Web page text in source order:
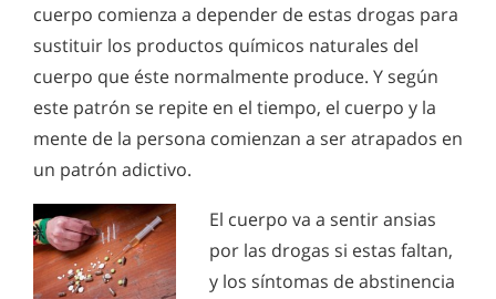
cuerpo comienza a depender de estas drogas para
sustituir los productos químicos naturales del
cuerpo que éste normalmente produce. Y según
este patrón se repite en el tiempo, el cuerpo y la
mente de la persona comienzan a ser atrapados en
un patrón adictivo.
El cuerpo va a sentir ansias
por las drogas si estas faltan,
y los síntomas de abstinencia